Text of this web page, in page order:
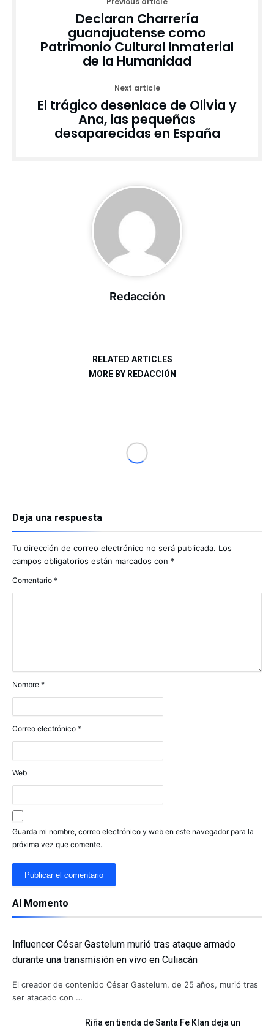
Declaran Charrería
guanajuatense como
Patrimonio Cultural Inmaterial
de la Humanidad
Next article
El trágico desenlace de Olivia y
Ana, las pequeñas
desaparecidas en España
Redacción
RELATED ARTICLES
MORE BY REDACCIÓN
Deja una respuesta
Tu dirección de correo electrónico no será publicada. Los
campos obligatorios están marcados con *
Comentario *
Nombre *
Correo electrónico *
Web
Guarda mi nombre, correo electrónico y web en este navegador para la
próxima vez que comente.
Al Momento
Influencer César Gastelum murió tras ataque armado
durante una transmisión en vivo en Culiacán
El creador de contenido César Gastelum, de 25 años, murió tras
ser atacado con …
Riña en tienda de Santa Fe Klan deja un